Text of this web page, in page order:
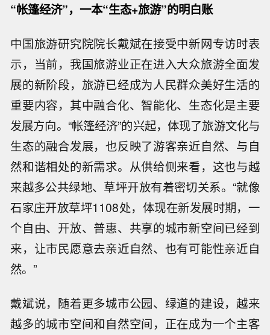
“帐篷经济”，一本“生态+旅游”的明白账
中国旅游研究院院长戴斌在接受中新网专访时表
示，当前，我国旅游业正在进入大众旅游全面发
展的新阶段，旅游已经成为人民群众美好生活的
重要内容，其中融合化、智能化、生态化是主要
发展方向。“帐篷经济”的兴起，体现了旅游文化与
生态的融合发展，也反映了游客亲近自然、与自
然和谐相处的新需求。从供给侧来看，这也与越
来越多公共绿地、草坪开放有着密切关系。“就像
石家庄开放草坪1108处，体现在新发展时期，一
个自由、开放、普惠、共享的城市新空间已经到
来，让市民愿意去亲近自然、也有可能性亲近自
然。”
戴斌说，随着更多城市公园、绿道的建设，越来
越多的城市空间和自然空间，正在成为一个主客